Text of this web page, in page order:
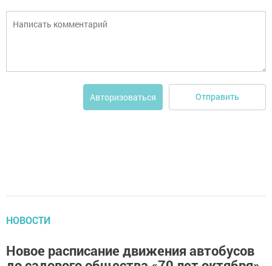
Авторизоваться Отправить
НОВОСТИ
Новое расписание движения автобусов